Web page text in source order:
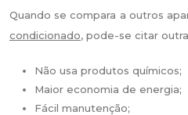
Quando se compara a outros
condicionado, pode-se citar
Não usa produtos químicos;
Maior economia de energia;
Fácil manutenção;